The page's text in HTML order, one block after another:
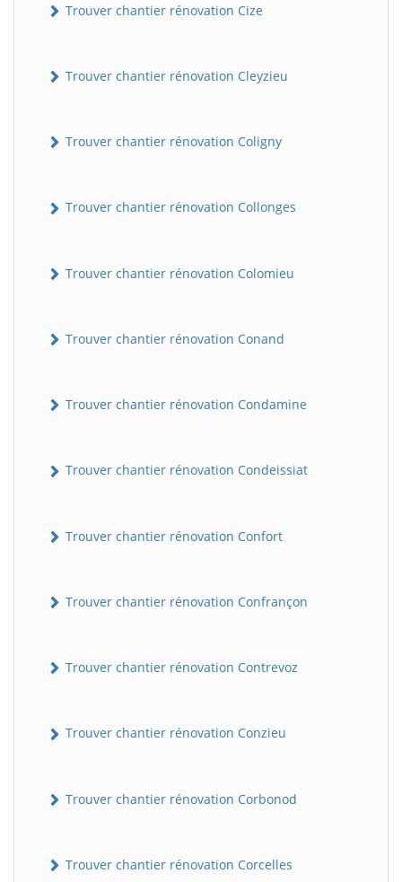
Trouver chantier rénovation Cize
Trouver chantier rénovation Cleyzieu
Trouver chantier rénovation Coligny
Trouver chantier rénovation Collonges
Trouver chantier rénovation Colomieu
Trouver chantier rénovation Conand
Trouver chantier rénovation Condamine
Trouver chantier rénovation Condeissiat
Trouver chantier rénovation Confort
Trouver chantier rénovation Confrançon
Trouver chantier rénovation Contrevoz
Trouver chantier rénovation Conzieu
Trouver chantier rénovation Corbonod
Trouver chantier rénovation Corcelles